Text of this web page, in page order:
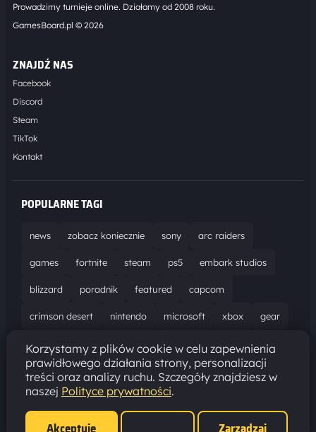
Prowadzimy turnieje online. Działamy od 2008 roku.
GamesBoard.pl © 2026
ZNAJDŹ NAS
Facebook
Discord
Steam
TikTok
Kontakt
POPULARNE TAGI
news zobacz koniecznie sony arc raiders
games fortnite steam ps5 embark studios
blizzard poradnik featured capcom
crimson desert nintendo microsoft xbox gear
world of warcraft solucja marathon ubisoft
bungie recenzja resident evil requiem gaming
aktualizacja pc epic games
Korzystamy z plików cookie w celu zapewnienia
prawidłowego działania strony, personalizacji
treści oraz analizy ruchu. Szczegóły znajdziesz w
naszej Polityce prywatności.